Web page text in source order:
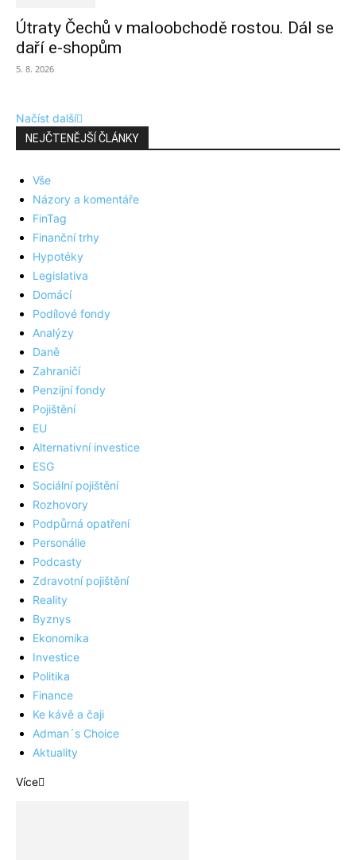
Útraty Čechů v maloobchodě rostou. Dál se
daří e-shopům
5. 8. 2026
Načíst další
NEJČTENĚJŠÍ ČLÁNKY
Vše
Názory a komentáře
FinTag
Finanční trhy
Hypotéky
Legislativa
Domácí
Podílové fondy
Analýzy
Daně
Zahraničí
Penzijní fondy
Pojištění
EU
Alternativní investice
ESG
Sociální pojištění
Rozhovory
Podpůrná opatření
Personálie
Podcasty
Zdravotní pojištění
Reality
Byznys
Ekonomika
Investice
Politika
Finance
Ke kávě a čaji
Adman´s Choice
Aktuality
Více